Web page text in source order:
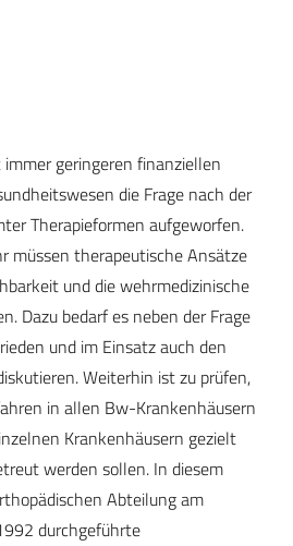
geringeren finanziellen
die Frage nach der
Therapieformen aufgeworfen.
müssen therapeutische Ansätze
und die wehrmedizinische
Dazu bedarf es neben der Frage
und im Einsatz auch den
Weiterhin ist zu prüfen,
in allen Bw-Krankenhäusern
Krankenhäusern gezielt
werden sollen. In diesem
Abteilung am
durchgeführte